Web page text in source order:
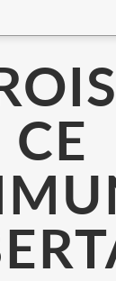
CE